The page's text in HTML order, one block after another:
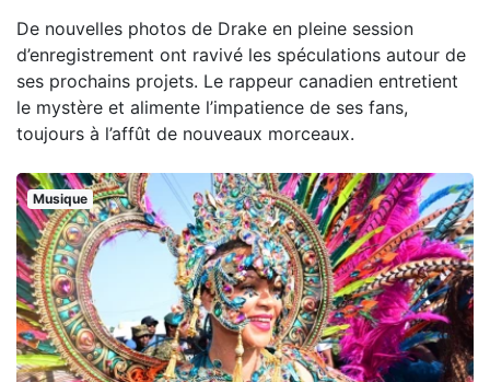
De nouvelles photos de Drake en pleine session
d’enregistrement ont ravivé les spéculations autour de
ses prochains projets. Le rappeur canadien entretient
le mystère et alimente l’impatience de ses fans,
toujours à l’affût de nouveaux morceaux.
Musique